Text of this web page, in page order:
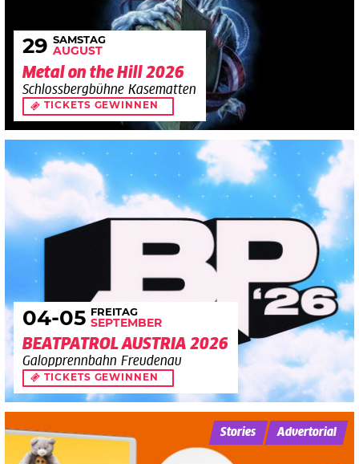
29 SAMSTAG
AUGUST
Metal on the Hill 2026
Schlossbergbühne Kasematten
TICKETS GEWINNEN
04-05 FREITAG
SEPTEMBER
BEATPATROL AUSTRIA 2026
Galopprennbahn Freudenau
TICKETS GEWINNEN
Stories Advertorial